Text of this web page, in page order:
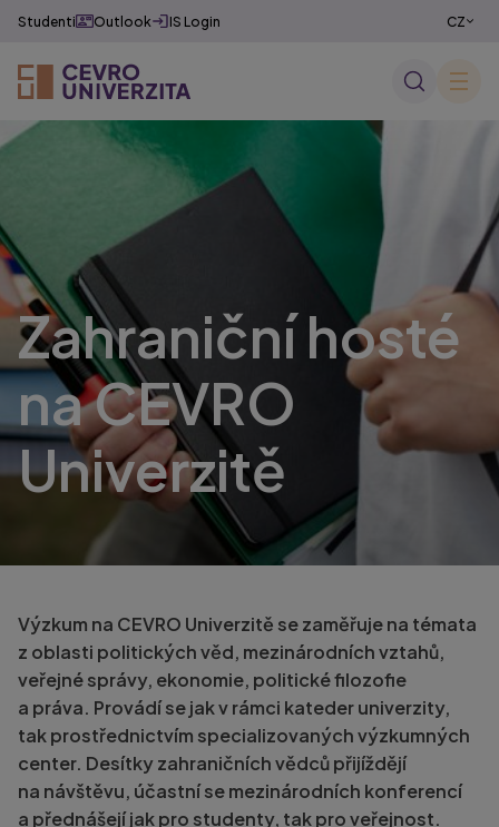
Studenti Outlook IS Login CZ
Zahraniční hosté
na CEVRO
Univerzitě
Výzkum na CEVRO Univerzitě se zaměřuje na témata
z oblasti politických věd, mezinárodních vztahů,
veřejné správy, ekonomie, politické filozofie
a práva. Provádí se jak v rámci kateder univerzity,
tak prostřednictvím specializovaných výzkumných
center. Desítky zahraničních vědců přijíždějí
na návštěvu, účastní se mezinárodních konferencí
a přednášejí jak pro studenty, tak pro veřejnost.